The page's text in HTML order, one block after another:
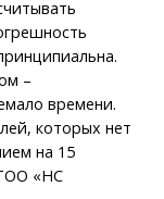
–
времени.
которых нет
на 15
«НС